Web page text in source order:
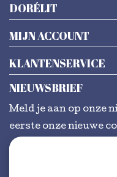
DORÉLIT
MIJN ACCOUNT
KLANTENSERVICE
NIEUWSBRIEF
Meld je aan op onze
eerste onze nieuwe